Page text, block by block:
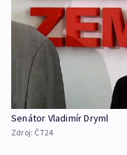
Senátor Vladimír Dryml
Zdroj: ČT24